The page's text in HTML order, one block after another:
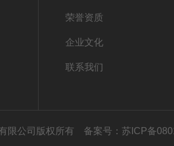
荣誉资质
企业文化
联系我们
限公司版权所有 备案号：苏ICP备